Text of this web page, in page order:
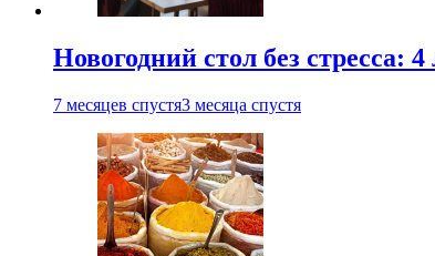
Новогодний стол без стресса:
7 месяцев спустя3 месяца спустя